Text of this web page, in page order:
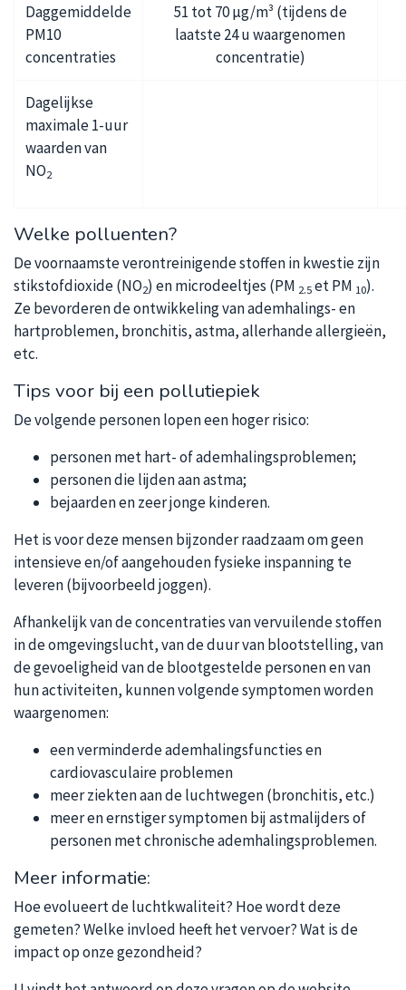
Daggemiddelde
PM10
concentraties
51 tot 70 µg/m³ (tijdens de
laatste 24 u waargenomen
concentratie)
Dagelijkse
maximale 1-uur
waarden van
NO2
Welke polluenten?
De voornaamste verontreinigende stoffen in kwestie zijn
stikstofdioxide (NO2) en microdeeltjes (PM 2.5et PM 10).
Ze bevorderen de ontwikkeling van ademhalings- en
hartproblemen, bronchitis, astma, allerhande allergieën,
etc.
Tips voor bij een pollutiepiek
De volgende personen lopen een hoger risico:
personen met hart- of ademhalingsproblemen;
personen die lijden aan astma;
bejaarden en zeer jonge kinderen.
Het is voor deze mensen bijzonder raadzaam om geen
intensieve en/of aangehouden fysieke inspanning te
leveren (bijvoorbeeld joggen).
Afhankelijk van de concentraties van vervuilende stoffen
in de omgevingslucht, van de duur van blootstelling, van
de gevoeligheid van de blootgestelde personen en van
hun activiteiten, kunnen volgende symptomen worden
waargenomen:
een verminderde ademhalingsfuncties en
cardiovasculaire problemen
meer ziekten aan de luchtwegen (bronchitis, etc.)
meer en ernstiger symptomen bij astmalijders of
personen met chronische ademhalingsproblemen.
Meer informatie:
Hoe evolueert de luchtkwaliteit? Hoe wordt deze
gemeten? Welke invloed heeft het vervoer? Wat is de
impact op onze gezondheid?